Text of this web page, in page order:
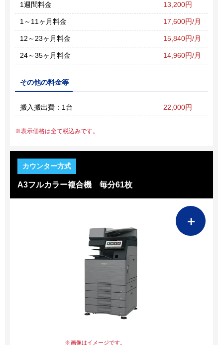
1週間料金 13,200円
1～11ヶ月料金 17,600円/月
12～23ヶ月料金 15,840円/月
24～35ヶ月料金 14,960円/月
その他の料金等
搬入搬出費：1台 22,000円
表示価格は全て税込みです。
A3フルカラー複合機 毎分61枚
＋
画像はイメージです。